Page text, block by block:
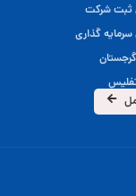
ثبت شرکت
گذاری